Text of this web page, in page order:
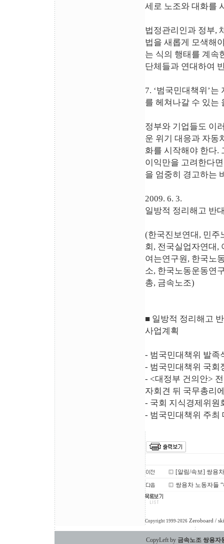
세로 노조와 대화를
법정관리인과 정부,
법을 새롭게 모색해
는 식의 행태를 계속
단체들과 연대하여
7. ‘범국민대책위’
를 헤쳐나갈 수 있는
정부와 기업들도 이
운 위기 대응과 자동
화를 시작해야 한다.
이익만을 고려한다
을 엄중히 경고하는
2009. 6. 3.
일방적 정리해고 반
(한국진보연대, 민주
회, 전국실업자연대,
여는연구원, 한국노
소, 한국노동운동연
총, 금속노조)
■ 일방적 정리해고
사업계획
- 범국민대책위 발족
- 범국민대책위 국회
- <대정부 건의안>
자회견 뒤 국무총리
- 국회 지식경제위원
- 범국민대책위 주최
[알림/속보] 쌍용
쌍용차 노동자들
Copyright 1999-2026 Zeroboard /
CopyLeft by 금속노조 쌍용자